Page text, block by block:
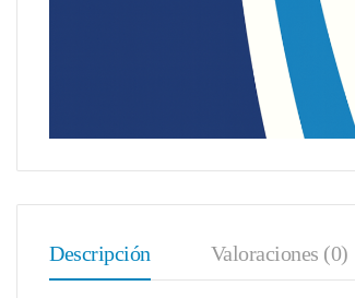
Descripción Valoraciones (0)